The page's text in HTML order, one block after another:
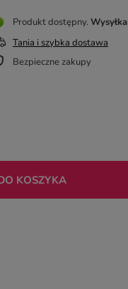
KOSZYKA
Produkt dostępny Wysyłka
Tania i szybka dostawa
Bezpieczne zakupy